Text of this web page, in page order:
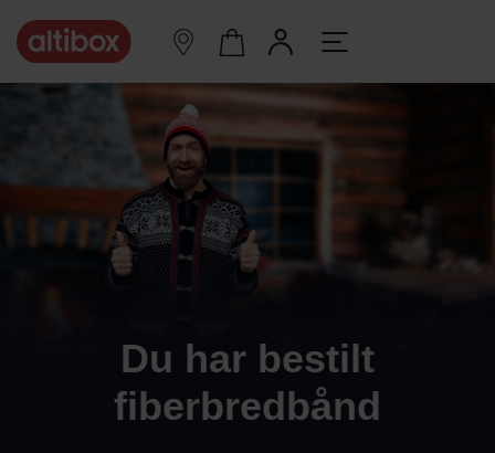
Du har bestilt
fiberbredbånd